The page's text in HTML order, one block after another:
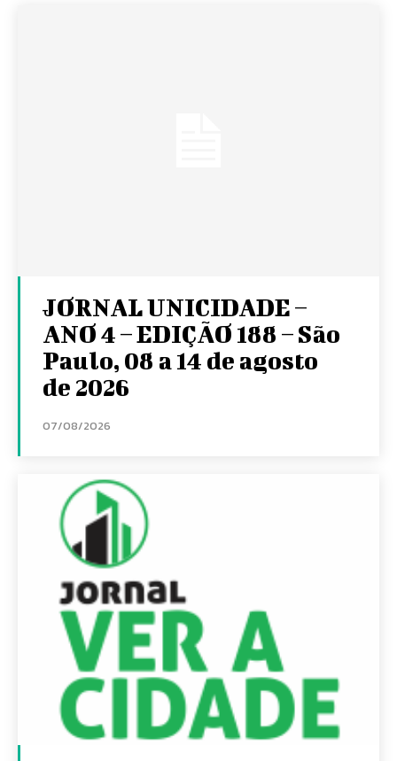
JORNAL UNICIDADE –
ANO 4 – EDIÇÃO 188 – São
Paulo, 08 a 14 de agosto
de 2026
07/08/2026